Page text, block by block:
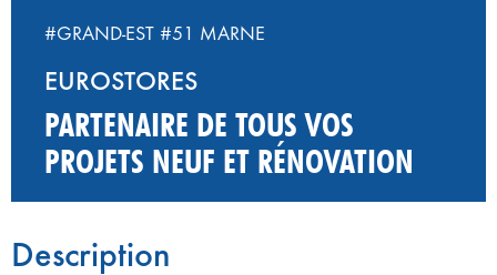
#GRAND-EST #51 MARNE
EUROSTORES
PARTENAIRE DE TOUS VOS
PROJETS NEUF ET RÉNOVATION
Description